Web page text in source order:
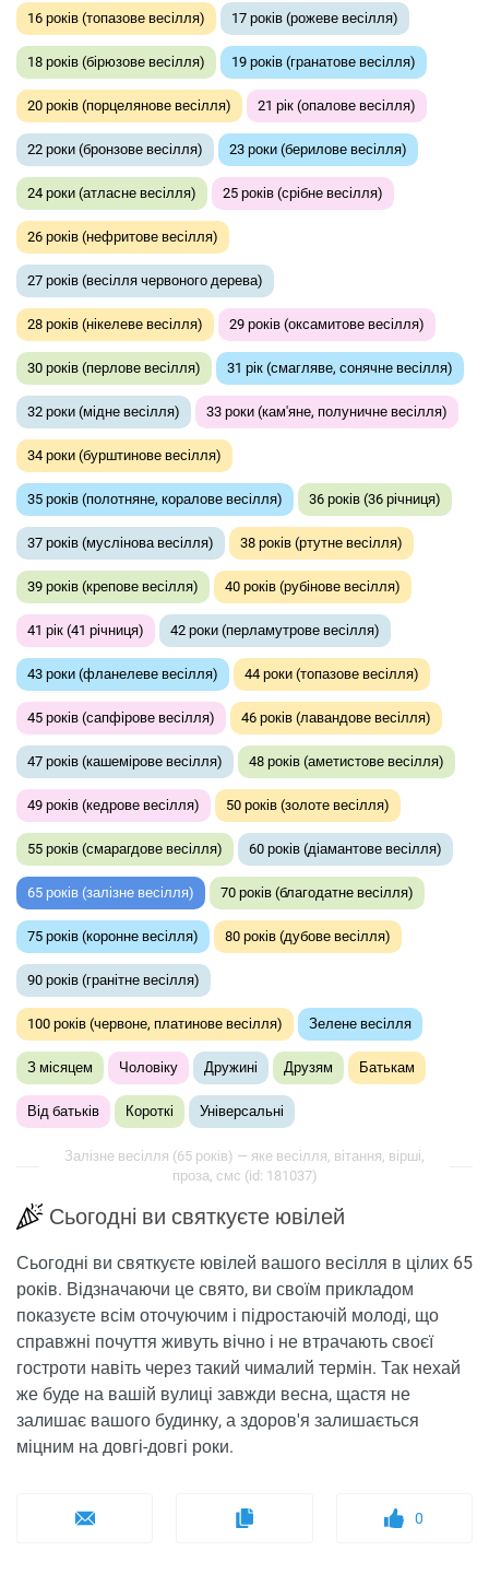
16 років (топазове весілля) 17 років (рожеве весілля)
18 років (бірюзове весілля) 19 років (гранатове весілля)
20 років (порцелянове весілля) 21 рік (опалове весілля)
22 роки (бронзове весілля) 23 роки (берилове весілля)
24 роки (атласне весілля) 25 років (срібне весілля)
26 років (нефритове весілля)
27 років (весілля червоного дерева)
28 років (нікелеве весілля) 29 років (оксамитове весілля)
30 років (перлове весілля) 31 рік (смагляве, сонячне весілля)
32 роки (мідне весілля) 33 роки (кам'яне, полуничне весілля)
34 роки (бурштинове весілля)
35 років (полотняне, коралове весілля) 36 років (36 річниця)
37 років (муслінова весілля) 38 років (ртутне весілля)
39 років (крепове весілля) 40 років (рубінове весілля)
41 рік (41 річниця) 42 роки (перламутрове весілля)
43 роки (фланелеве весілля) 44 роки (топазове весілля)
45 років (сапфірове весілля) 46 років (лавандове весілля)
47 років (кашемірове весілля) 48 років (аметистове весілля)
49 років (кедрове весілля) 50 років (золоте весілля)
55 років (смарагдове весілля) 60 років (діамантове весілля)
65 років (залізне весілля) 70 років (благодатне весілля)
75 років (коронне весілля) 80 років (дубове весілля)
90 років (гранітне весілля)
100 років (червоне, платинове весілля) Зелене весілля
З місяцем Чоловіку Дружині Друзям Батькам
Від батьків Короткі Універсальні
Залізне весілля (65 років) — яке весілля, вітання, вірші,
проза, смс (id: 181037)
Сьогодні ви святкуєте ювілей
Сьогодні ви святкуєте ювілей вашого весілля в цілих 65
років. Відзначаючи це свято, ви своїм прикладом
показуєте всім оточуючим і підростаючій молоді, що
справжні почуття живуть вічно і не втрачають своєї
гостроти навіть через такий чималий термін. Так нехай
же буде на вашій вулиці завжди весна, щастя не
залишає вашого будинку, а здоров'я залишається
міцним на довгі-довгі роки.
0